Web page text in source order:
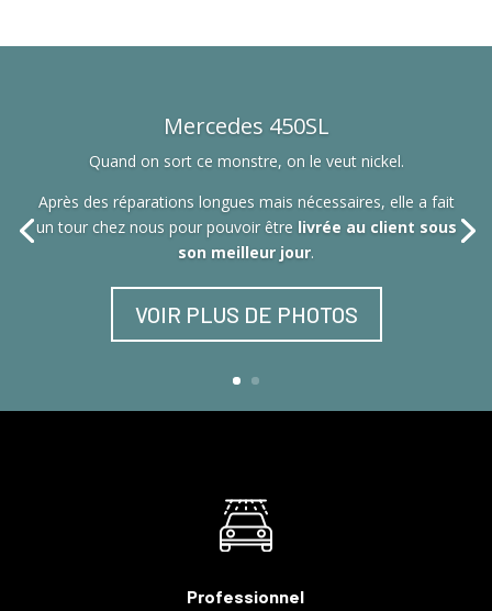
Mercedes 450SL
Quand on sort ce monstre, on le veut nickel.
Après des réparations longues mais nécessaires, elle a fait
un tour chez nous pour pouvoir être livrée au client sous
son meilleur jour.
VOIR PLUS DE PHOTOS
Professionnel